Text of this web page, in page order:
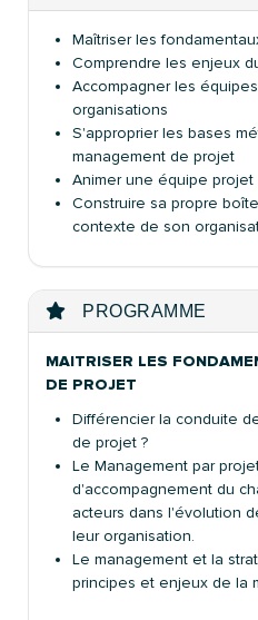
Maîtriser les
Comprendre les enjeux
Accompagner les
organisations
S'approprier les bases
management de projet
Animer une équipe projet
Construire sa propre
contexte de son
PROGRAMME
MAITRISER LES
DE PROJET
Différencier la conduite
de projet ?
Le Management par
d'accompagnement du
acteurs dans l'évolution
leur organisation.
Le management et la
principes et enjeux de la